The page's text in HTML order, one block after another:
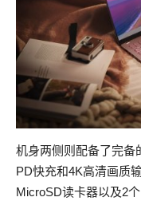
机身两侧则配备了完备
PD快充和4K高清画质
MicroSD读卡器以及2